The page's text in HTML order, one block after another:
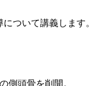
ついて講義します。
側頭骨を削開。